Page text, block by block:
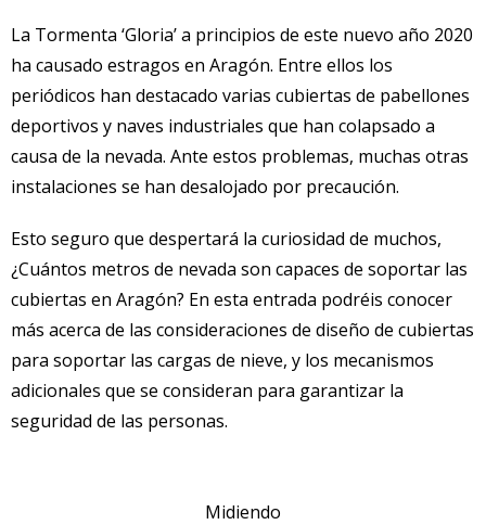
La Tormenta ‘Gloria’ a principios de este nuevo año 2020
ha causado estragos en Aragón. Entre ellos los
periódicos han destacado varias cubiertas de pabellones
deportivos y naves industriales que han colapsado a
causa de la nevada. Ante estos problemas, muchas otras
instalaciones se han desalojado por precaución.
Esto seguro que despertará la curiosidad de muchos,
¿Cuántos metros de nevada son capaces de soportar las
cubiertas en Aragón? En esta entrada podréis conocer
más acerca de las consideraciones de diseño de cubiertas
para soportar las cargas de nieve, y los mecanismos
adicionales que se consideran para garantizar la
seguridad de las personas.
Midiendo